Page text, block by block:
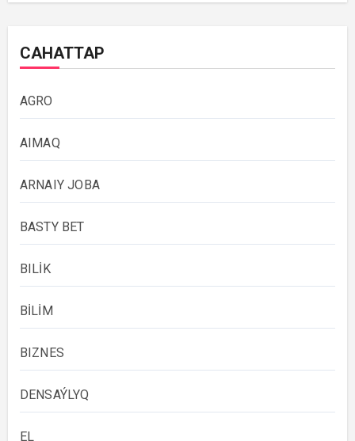
САНАТТАР
AGRO
AIMAQ
ARNAIY JOBA
BASTY BET
BILİK
BİLİM
BIZNES
DENSAÝLYQ
EL